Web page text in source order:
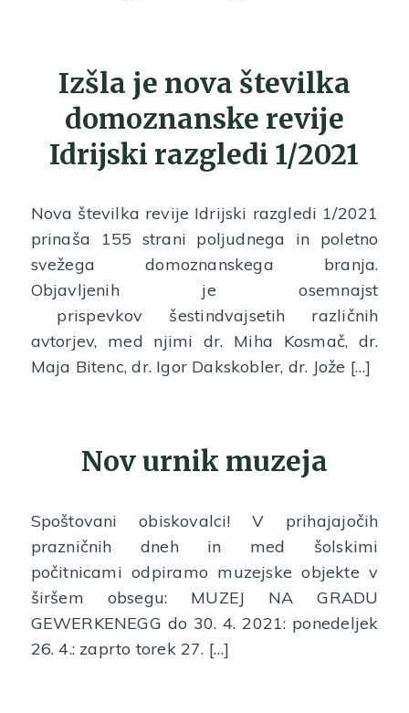
Izšla je nova številka
domoznanske revije
Idrijski razgledi 1/2021
Nova številka revije Idrijski razgledi 1/2021
prinaša 155 strani poljudnega in poletno
svežega domoznanskega branja.
Objavljenih je osemnajst
prispevkov šestindvajsetih različnih
avtorjev, med njimi dr. Miha Kosmač, dr.
Maja Bitenc, dr. Igor Dakskobler, dr. Jože […]
Nov urnik muzeja
Spoštovani obiskovalci! V prihajajočih
prazničnih dneh in med šolskimi
počitnicami odpiramo muzejske objekte v
širšem obsegu: MUZEJ NA GRADU
GEWERKENEGG do 30. 4. 2021: ponedeljek
26. 4.: zaprto torek 27. […]